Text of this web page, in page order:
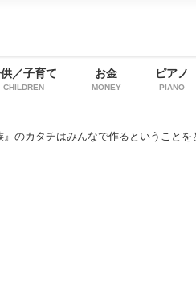
／子育て
CHILDREN
お金
MONEY
ピアノ
PIANO
』のカタチはみんなで作るということ